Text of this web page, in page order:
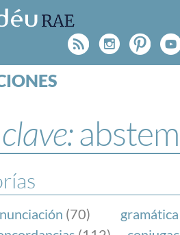
Rss
BLOG
(70) gramática